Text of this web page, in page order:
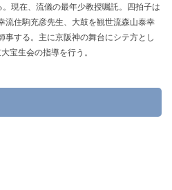
現在、流儀の最年少教授嘱託。四拍子は
流住駒充彦先生、大鼓を観世流森山泰幸
事する。主に京阪神の舞台にシテ方とし
宝生会の指導を行う。